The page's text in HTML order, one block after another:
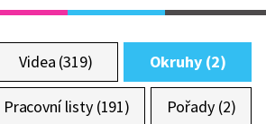
Videa (319) Okruhy (2)
Pracovní listy (191) Pořady (2)